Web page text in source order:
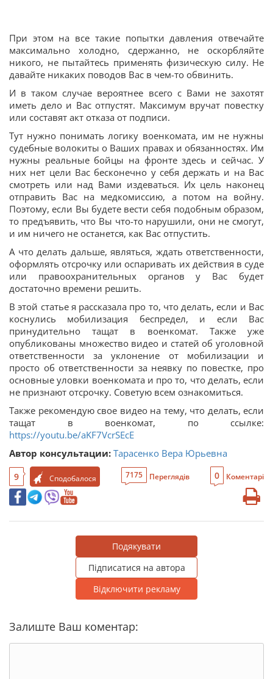
При этом на все такие попытки давления отвечайте
максимально холодно, сдержанно, не оскорбляйте
никого, не пытайтесь применять физическую силу. Не
давайте никаких поводов Вас в чем-то обвинить.
И в таком случае вероятнее всего с Вами не захотят
иметь дело и Вас отпустят. Максимум вручат повестку
или составят акт отказа от подписи.
Тут нужно понимать логику военкомата, им не нужны
судебные волокиты о Ваших правах и обязанностях. Им
нужны реальные бойцы на фронте здесь и сейчас. У
них нет цели Вас бесконечно у себя держать и на Вас
смотреть или над Вами издеваться. Их цель наконец
отправить Вас на медкомиссию, а потом на войну.
Поэтому, если Вы будете вести себя подобным образом,
то предъявить, что Вы что-то нарушили, они не смогут,
и им ничего не останется, как Вас отпустить.
А что делать дальше, являться, ждать ответственности,
оформлять отсрочку или оспаривать их действия в суде
или правоохранительных органов у Вас будет
достаточно времени решить.
В этой статье я рассказала про то, что делать, если и Вас
коснулись мобилизация беспредел, и если Вас
принудительно тащат в военкомат. Также уже
опубликованы множество видео и статей об уголовной
ответственности за уклонение от мобилизации и
просто об ответственности за неявку по повестке, про
основные уловки военкомата и про то, что делать, если
не признают отсрочку. Советую всем ознакомиться.
Также рекомендую свое видео на тему, что делать, если
тащат в военкомат, по ссылке:
https://youtu.be/aKF7VcrSEcE
Автор консультации: Тарасенко Вера Юрьевна
9 Сподобалося 7175 Переглядів 0 Коментарі
Подякувати
Підписатися на автора
Відключити рекламу
Залиште Ваш коментар: